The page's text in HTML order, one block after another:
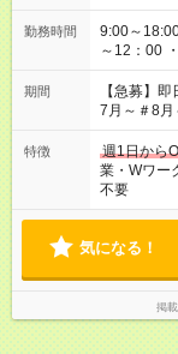
勤務時間
9:00～18:00 希望の時間帯を選べます！ ＜シフト例＞ ・8
～12：00
22：00 ・
期間
【急募】
7月～＃8月
特徴 週1日から
業・Wワー
不要
気になる！
掲